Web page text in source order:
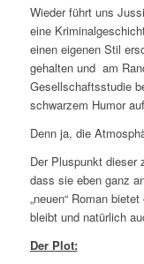
Wieder führt uns
eine
einen eigenen Stil
gehalten und am
Gesellschaftsstudie
schwarzem Humor
Denn ja, die
Der Pluspunkt dieser
dass sie eben ganz
„neuen“ Roman
bleibt und natürlich
Der Plot: